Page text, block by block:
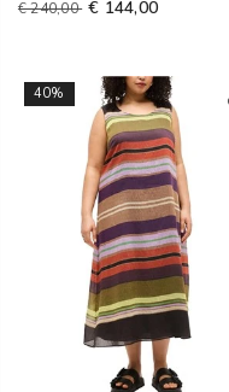
€ 240,00 € 144,00
40%